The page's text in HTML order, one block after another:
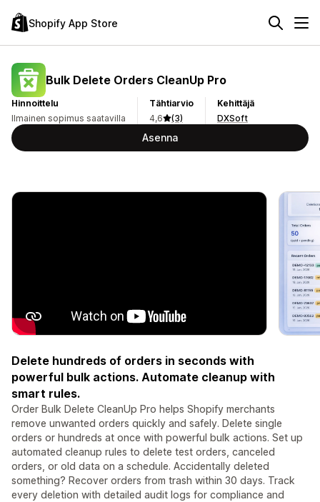
Shopify App Store
Bulk Delete Orders CleanUp Pro
Hinnoittelu
Ilmainen sopimus saatavilla
Tähtiarvio
4,6
(3)
Kehittäjä
DXSoft
Asenna
Delete hundreds of orders in seconds with
powerful bulk actions. Automate cleanup with
smart rules.
Order Bulk Delete CleanUp Pro helps Shopify merchants
remove unwanted orders quickly and safely. Delete single
orders or hundreds at once with powerful bulk actions. Set up
automated cleanup rules to delete test orders, canceled
orders, or old data on a schedule. Accidentally deleted
something? Recover orders from trash within 30 days. Track
every deletion with detailed audit logs for compliance and